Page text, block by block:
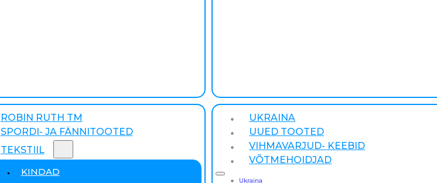
ROBIN RUTH TM
SPORDI- JA FÄNNITOOTED
TEKSTIIL
KINDAD
UKRAINA
UUED TOOTED
VIHMAVARJUD- KEEBID
VÕTMEHOIDJAD
Ukraina